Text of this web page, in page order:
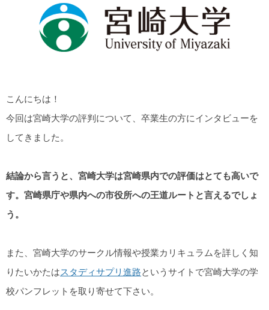
こんにちは！
今回は宮崎大学の評判について、卒業生の方にインタビューを
してきました。
結論から言うと、宮崎大学は宮崎県内での評価はとても高いで
す。宮崎県庁や県内への市役所への王道ルートと言えるでしょ
う。
また、宮崎大学のサークル情報や授業カリキュラムを詳しく知
りたいかたはスタディサプリ進路というサイトで宮崎大学の学
校パンフレットを取り寄せて下さい。